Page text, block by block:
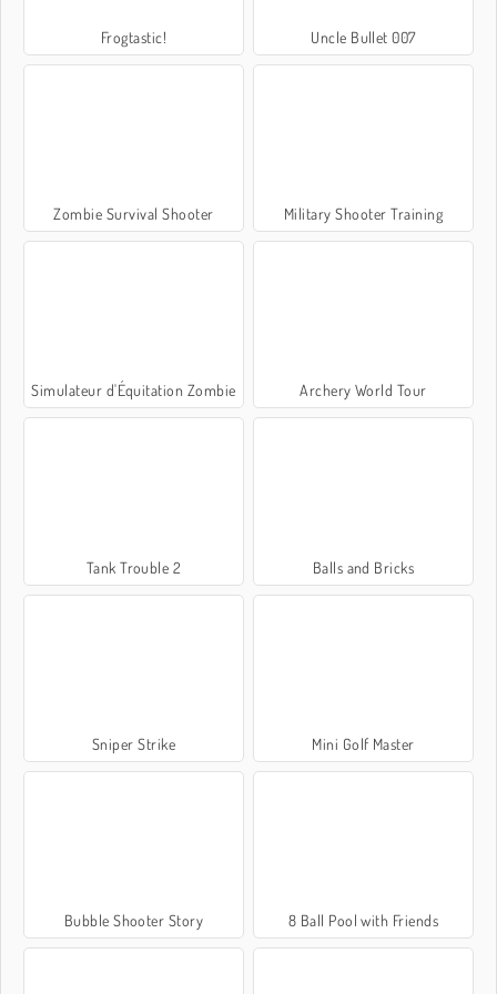
Frogtastic! Uncle Bullet 007
Zombie Survival Shooter Military Shooter Training
Simulateur d'Équitation Zombie Archery World Tour
Tank Trouble 2 Balls and Bricks
Sniper Strike Mini Golf Master
Bubble Shooter Story 8 Ball Pool with Friends